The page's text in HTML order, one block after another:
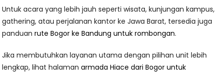
Untuk acara yang lebih jauh seperti wisata, kunjungan kampus,
gathering, atau perjalanan kantor ke Jawa Barat, tersedia juga
panduanrute Bogor ke Bandung untuk rombongan.
Jika membutuhkan layanan utama dengan pilihan unit lebih
lengkap, lihat halamanarmada Hiace dari Bogor untuk